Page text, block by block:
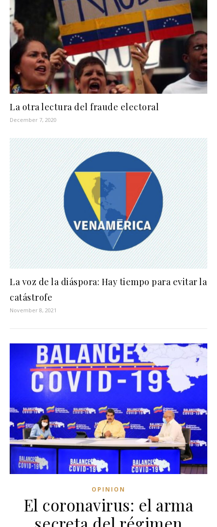
La otra lectura del fraude electoral
December 7, 2020
La voz de la diáspora: Hay tiempo para evitar la
catástrofe
November 8, 2021
OPINION
El coronavirus: el arma